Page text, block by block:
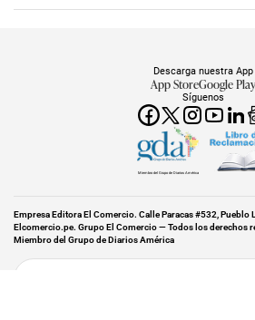
Síguenos
Descarga nuestra App
App StoreGoogle Play
Miembro del Grupo de Diarios América
Empresa Editora El Comercio. Calle Paracas #532,
Elcomercio.pe. Grupo El Comercio — Todos los derechos
Miembro del Grupo de Diarios América